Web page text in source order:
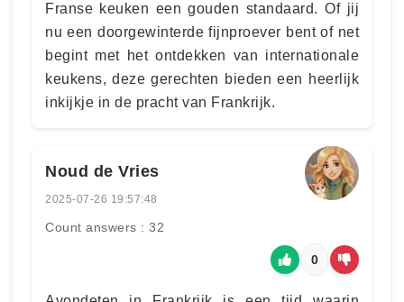
Franse keuken een gouden standaard. Of jij
nu een doorgewinterde fijnproever bent of net
begint met het ontdekken van internationale
keukens, deze gerechten bieden een heerlijk
inkijkje in de pracht van Frankrijk.
Noud de Vries
2025-07-26 19:57:48
Count answers : 32
0